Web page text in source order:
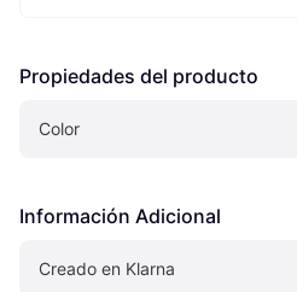
Propiedades del producto
Color
Información Adicional
Creado en Klarna